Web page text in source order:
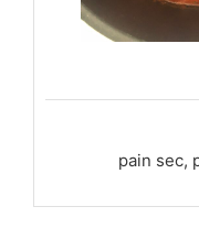
pain sec,